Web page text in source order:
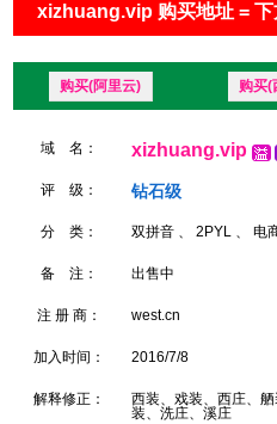
xizhuang.vip 购买地址 = 下
购买(阿里云) 购买(
域 名： xizhuang.vip
评 级： 钻石级
分 类： 双拼音 、 2PYL 、 电
备 注： 出售中
注 册 商： west.cn
加入时间： 2016/7/8
解释修正：
西装、戏装、西庄、
装、洗庄、溪庄